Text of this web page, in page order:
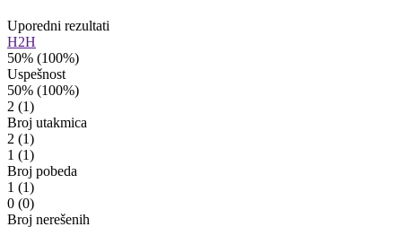
Uporedni rezultati
H2H
50% (100%)
Uspešnost
50% (100%)
2 (1)
Broj utakmica
2 (1)
1 (1)
Broj pobeda
1 (1)
0 (0)
Broj nerešenih